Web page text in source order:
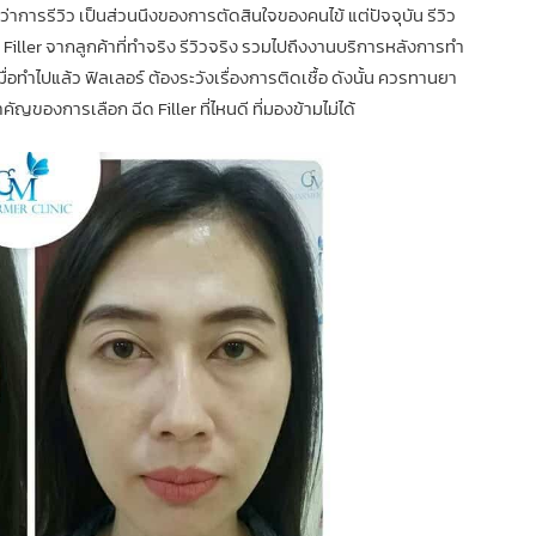
าการรีวิว เป็นส่วนนึงของการตัดสินใจของคนไข้ แต่ปัจจุบัน รีวิว
illerจากลูกค้าที่ทำจริง รีวิวจริง รวมไปถึงงานบริการหลังการทำ
ำไปแล้ว ฟิลเลอร์ ต้องระวังเรื่องการติดเชื้อ ดังนั้น ควรทานยา
ญของการเลือก ฉีด Filler ที่ไหนดี ที่มองข้ามไม่ได้